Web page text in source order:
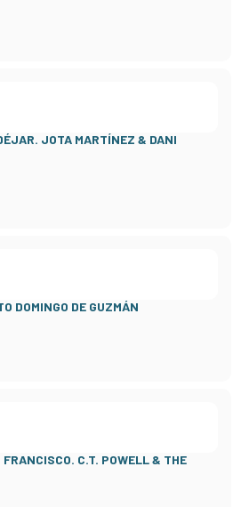
JOTA MARTÍNEZ & DANI
DOMINGO DE GUZMÁN
C.T. POWELL & THE